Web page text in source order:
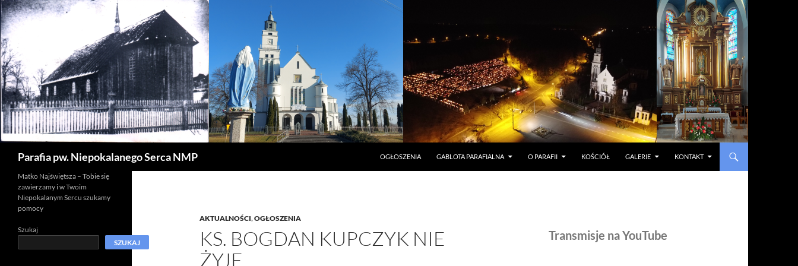
Parafia pw. Niepokalanego Serca NMP
OGŁOSZENIA
GABLOTA PARAFIALNA O PARAFII KOŚCIÓŁ GALERIE KONTAKT
AKTUALNOŚCI,OGŁOSZENIA
KS. BOGDAN KUPCZYK NIE
ŻYJE
Transmisje na YouTube
Matko Najświętsza – Tobie się
zawierzamy i w Twoim
Niepokalanym Sercu szukamy
pomocy
Szukaj
SZUKAJ